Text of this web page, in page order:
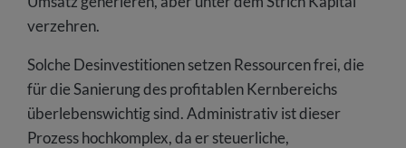
verzehren.
Solche Desinvestitionen setzen Ressourcen frei, die
für die Sanierung des profitablen Kernbereichs
überlebenswichtig sind. Administrativ ist dieser
Prozess hochkomplex, da er steuerliche,